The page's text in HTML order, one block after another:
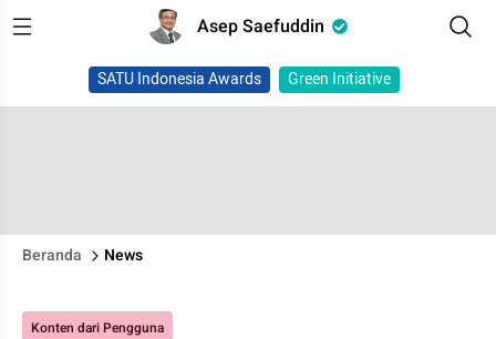
Asep Saefuddin
SATU Indonesia Awards Green Initiative
Beranda News
Konten dari Pengguna